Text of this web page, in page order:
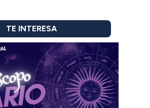
TE INTERESA